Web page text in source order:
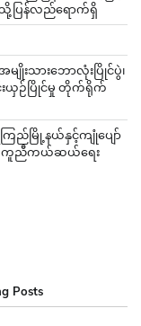
သို့ပြန်လည်ရောက်ရှိ
အမျိုးသားဘောလုံးပြိုင်ပွဲ၊
းယှဉ်ပြိုင်မှု တိုက်ရိုက်
ြည်မြို့နယ်နှင့်ကျုံပျော်
င့် ကူညီကယ်ဆယ်ရေး
Posts